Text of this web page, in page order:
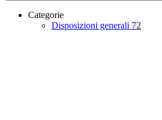
Categorie
Disposizioni generali 72